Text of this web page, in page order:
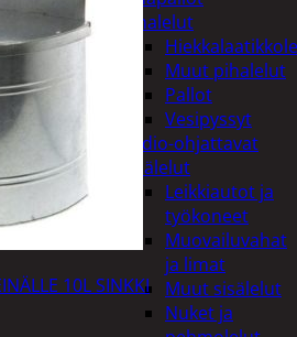
Pihalelut
Muut pihalelut
Pallot
Vesipyssyt
Radio-ohjattavat
Sisälelut
Leikkiautot ja
työkoneet
Muovailuvahat
ja limat
Muut sisälelut
Nuket ja
10L SINKKI